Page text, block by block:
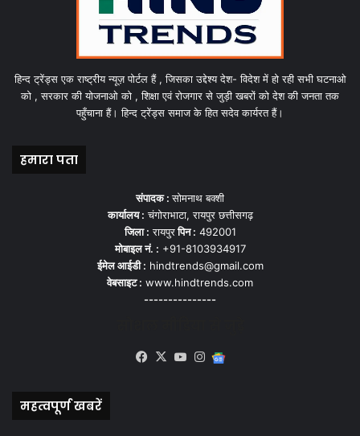
हिन्द ट्रेंड्स एक राष्ट्रीय न्यूज़ पोर्टल हैं , जिसका उद्देश्य देश- विदेश में हो रही सभी घटनाओ
को , सरकार की योजनाओ को , शिक्षा एवं रोजगार से जुड़ी खबरों को देश की जनता तक
पहुँचाना हैं। हिन्द ट्रेंड्स समाज के हित सदेव कार्यरत हैं।
हमारा पता
संपादक :सोमनाथ बक्शी
कार्यालय : चंगोराभाटा, रायपुर छत्तीसगढ़
जिला : रायपुरपिन : 492001
मोबाइल नं. : +91-8103934917
ईमेल आईडी : hindtrends@gmail.com
वेबसाइट : www.hindtrends.com
---------------
Facebook
X YouTubeInstagram
महत्वपूर्ण खबरें